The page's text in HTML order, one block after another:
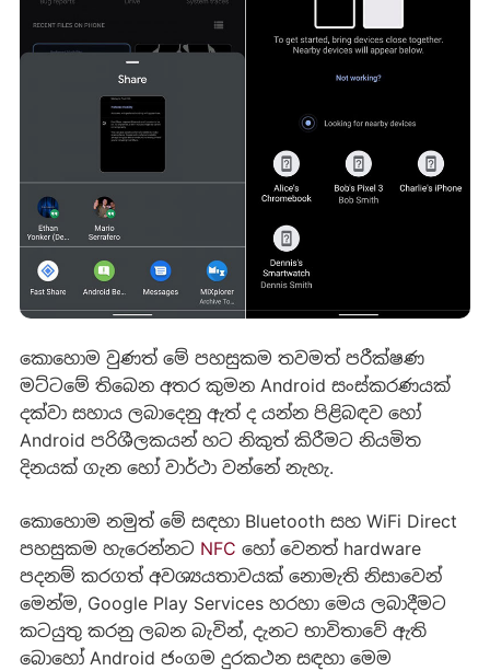
කොහොම වුණත් මේ පහසුකම තවමත් පරීක්ෂණ
මට්ටමේ තිබෙන අතර කුමන Android සංස්කරණයක්
දක්වා සහාය ලබාදෙනු ඇත් ද යන්න පිළිබඳව හෝ
Android පරිශීලකයන් හට නිකුත් කිරීමට නියමිත
දිනයක් ගැන හෝ වාර්ථා වන්නේ නැහැ.
කොහොම නමුත් මේ සඳහා Bluetooth සහ WiFi Direct
පහසුකම හැරෙන්නට NFC හෝ වෙනත් hardware
පදනම් කරගත් අවශ්‍යයතාවයක් නොමැති නිසාවෙන්
මෙන්ම, Google Play Services හරහා මෙය ලබාදීමට
කටයුතු කරනු ලබන බැවින්, දැනට භාවිතාවේ ඇති
බොහෝ Android ජංගම දුරකථන සඳහා මෙම